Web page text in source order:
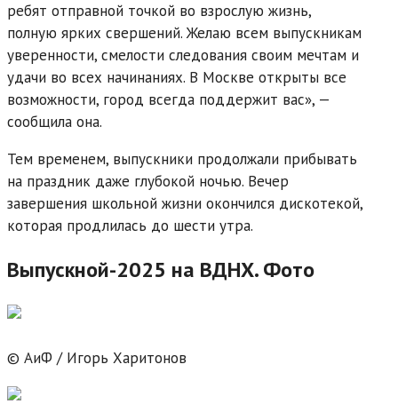
ребят отправной точкой во взрослую жизнь,
полную ярких свершений. Желаю всем выпускникам
уверенности, смелости следования своим мечтам и
удачи во всех начинаниях. В Москве открыты все
возможности, город всегда поддержит вас», —
сообщила она.
Тем временем, выпускники продолжали прибывать
на праздник даже глубокой ночью. Вечер
завершения школьной жизни окончился дискотекой,
которая продлилась до шести утра.
Выпускной-2025 на ВДНХ. Фото
© АиФ / Игорь Харитонов